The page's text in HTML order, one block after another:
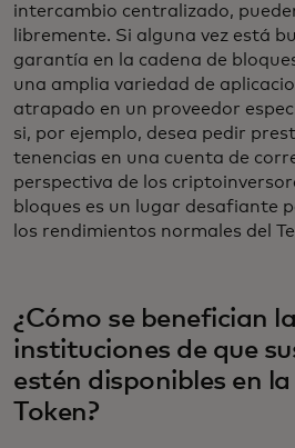
intercambio centralizado,
libremente. Si alguna vez está
garantía en la cadena de
una amplia variedad de
atrapado en un proveedor
si, por ejemplo, desea pedir
tenencias en una cuenta de
perspectiva de los
bloques es un lugar desafiante
los rendimientos normales del
¿Cómo se benefician
instituciones de que
estén disponibles en
Token?